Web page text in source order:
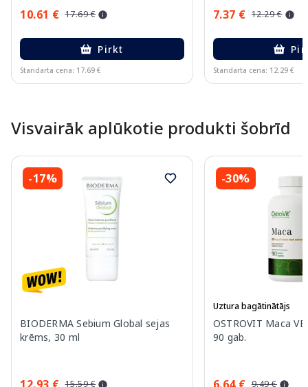
10.61 € 17.69 €
Pirkt
Standarta cena: 17.69 €
7.37 € 12.29 €
Standarta cena: 12.29 €
Visvairāk aplūkotie produkti šobrīd
-17%
BIODERMA Sebium Global sejas
krēms, 30 ml
15.59 €
-30%
Uztura bagātinātājs
OSTROVIT Maca
90 gab.
9.49 €